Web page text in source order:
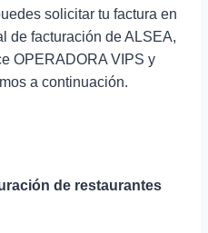
solicitar tu factura en
de facturación de ALSEA,
OPERADORA VIPS y
a continuación.
de restaurantes